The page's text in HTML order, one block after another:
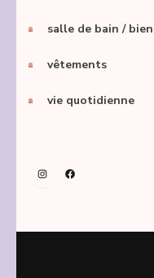
salle de bain /
vêtements
vie quotidienne
InstagramFacebook